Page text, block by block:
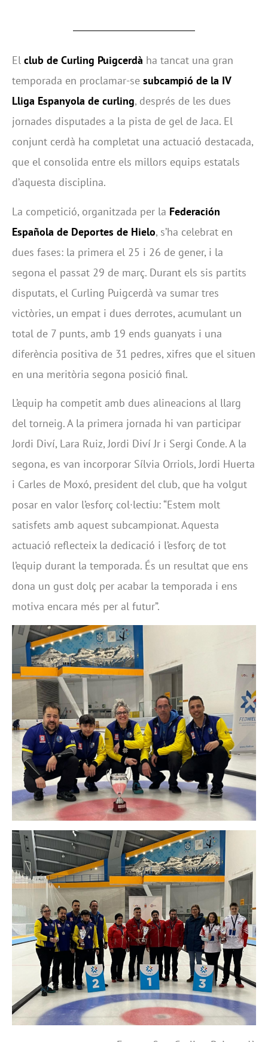
El club de Curling Puigcerdà ha tancat una gran
temporada en proclamar-se subcampió de la IV
Lliga Espanyola de curling, després de les dues
jornades disputades a la pista de gel de Jaca. El
conjunt cerdà ha completat una actuació destacada,
que el consolida entre els millors equips estatals
d’aquesta disciplina.
La competició, organitzada per la Federación
Española de Deportes de Hielo, s’ha celebrat en
dues fases: la primera el 25 i 26 de gener, i la
segona el passat 29 de març. Durant els sis partits
disputats, el Curling Puigcerdà va sumar tres
victòries, un empat i dues derrotes, acumulant un
total de 7 punts, amb 19 ends guanyats i una
diferència positiva de 31 pedres, xifres que el situen
en una meritòria segona posició final.
L’equip ha competit amb dues alineacions al llarg
del torneig. A la primera jornada hi van participar
Jordi Diví, Lara Ruiz, Jordi Diví Jr i Sergi Conde. A la
segona, es van incorporar Sílvia Orriols, Jordi Huerta
i Carles de Moxó, president del club, que ha volgut
posar en valor l’esforç col·lectiu: “Estem molt
satisfets amb aquest subcampionat. Aquesta
actuació reflecteix la dedicació i l’esforç de tot
l’equip durant la temporada. És un resultat que ens
dona un gust dolç per acabar la temporada i ens
motiva encara més per al futur”.